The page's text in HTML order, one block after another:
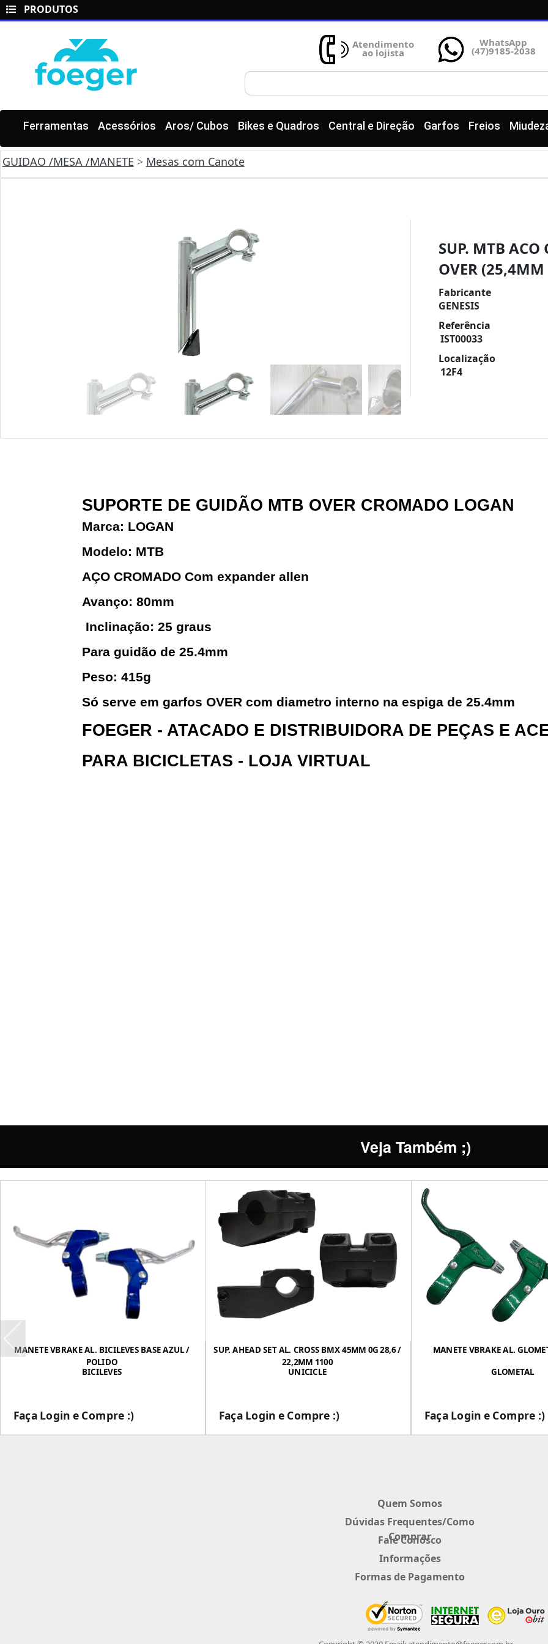
PRODUTOS
Atendimento
ao lojista
WhatsApp
(47)9185-2038
Ferramentas Acessórios Aros/ Cubos Bikes e Quadros Central e Direção Garfos Freios
GUIDAO /MESA /MANETE > Mesas com Canote
SUP. MTB ACO
OVER
Fabricante
GENESIS
Referência
IST00033
Localização
12F4
SUPORTE DE GUIDÃO MTB OVER CROMADO LOGAN
Marca: LOGAN
Modelo: MTB
AÇO CROMADOCom expander allen
Avanço: 80mm
Inclinação: 25 graus
Para guidão de 25.4mm
Peso: 415g
Só serve em garfos OVER com diametro interno na espiga de 25.4mm
FOEGER - ATACADO E DISTRIBUIDORA DE PEÇAS E
PARA BICICLETAS - LOJA VIRTUAL
Veja Também ;)
MANETE VBRAKE AL. BICILEVES BASE AZUL /
POLIDO
BICILEVES
Faça Login e Compre :)
SUP. AHEAD SET AL. CROSS BMX 45MM 0G 28,6 /
22,2MM 1100
UNICICLE
Faça Login e Compre :)
MANETE VBRAKE AL.
GLOMETAL
Faça Login e Compre :)
Quem Somos
Dúvidas Frequentes/Como
Comprar
Fale Conosco
Informações
Formas de Pagamento